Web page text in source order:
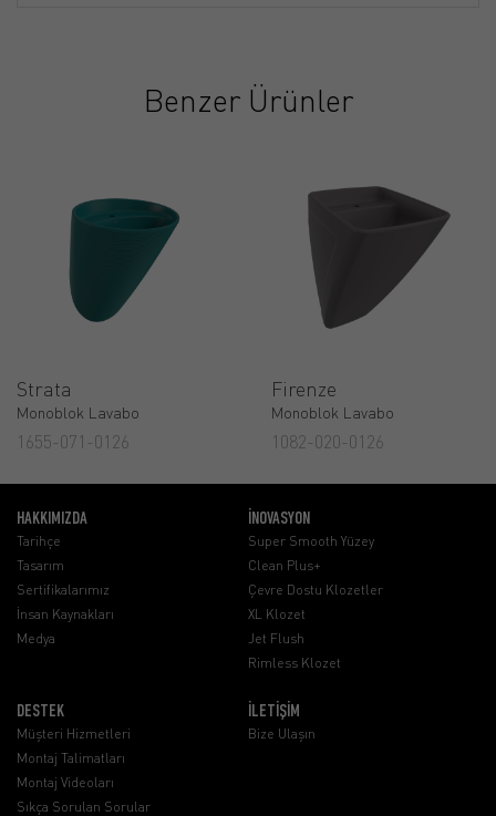
Benzer Ürünler
Strata
Monoblok Lavabo
1655-071-0126
Firenze
Monoblok Lavabo
1082-020-0126
HAKKIMIZDA
Tarihçe
Tasarım
Sertifikalarımız
İnsan Kaynakları
Medya
İNOVASYON
Super Smooth Yüzey
Clean Plus+
Çevre Dostu Klozetler
XL Klozet
Jet Flush
Rimless Klozet
DESTEK
Müşteri Hizmetleri
Montaj Talimatları
Montaj Videoları
Sıkça Sorulan Sorular
İLETİŞİM
Bize Ulaşın